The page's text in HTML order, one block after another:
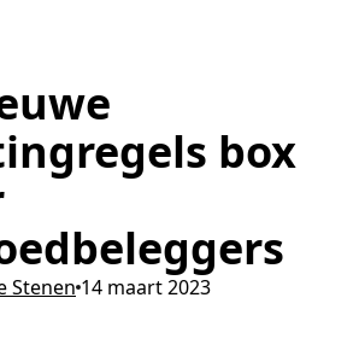
box
Stenen 14 maart 2023